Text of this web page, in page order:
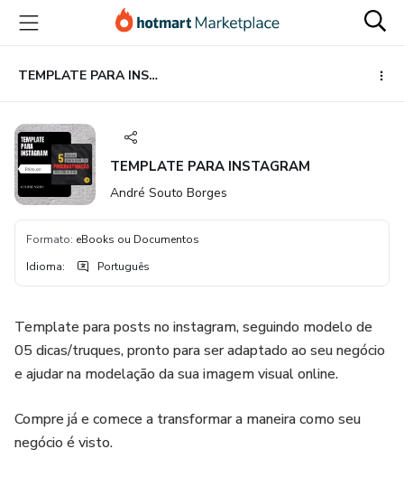
para
conteúdo
principal
para
pagamento
para
rodapé
TEMPLATE PARA INSTAGRAM
TEMPLATE PARA INSTAGRAM
André Souto Borges
Formato: eBooks ou Documentos
Idioma: Português
Template para posts no instagram, seguindo modelo de
05 dicas/truques, pronto para ser adaptado ao seu negócio
e ajudar na modelação da sua imagem visual online.
Compre já e comece a transformar a maneira como seu
negócio é visto.